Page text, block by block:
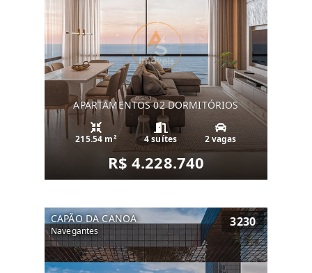
APARTAMENTOS 02 DORMITÓRIOS
215.54 m² 4 suítes 2 vagas
R$ 4.228.740
CAPÃO DA CANOA
Navegantes
3230